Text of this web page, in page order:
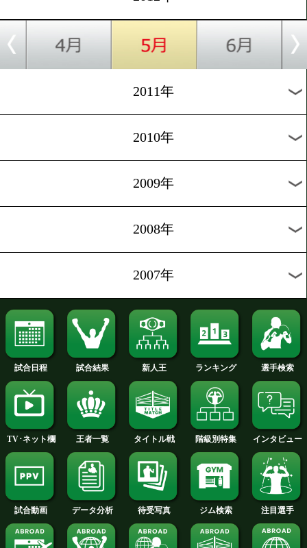
2018年
2017年
2016年
2015年
2014年
2013年
2012年
2011年